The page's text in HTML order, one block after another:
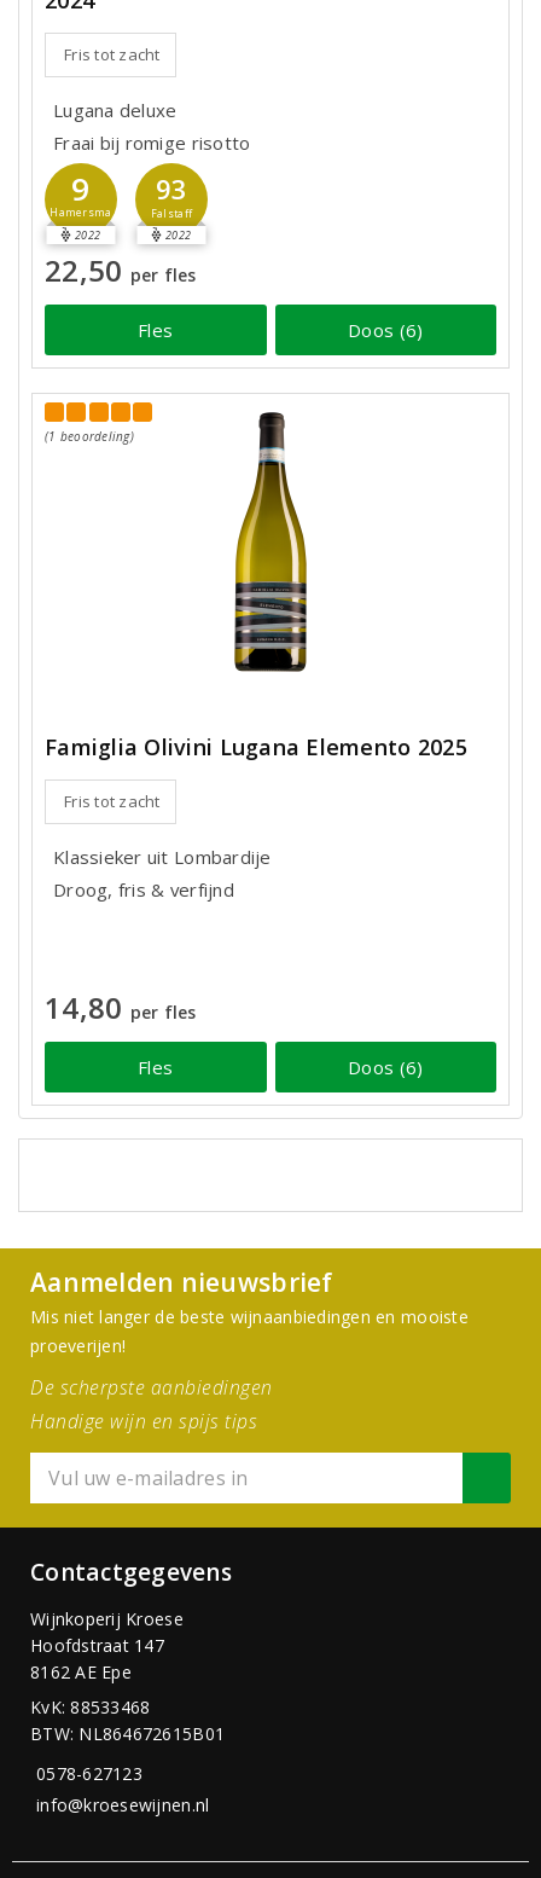
Fris tot zacht
Lugana deluxe
Fraai bij romige risotto
9
Hamersma
2022
93
Falstaff
2022
22,50 per fles
Fles Doos (6)
(1 beoordeling)
Famiglia Olivini Lugana Elemento 2025
Fris tot zacht
Klassieker uit Lombardije
Droog, fris & verfijnd
14,80 per fles
Fles Doos (6)
Aanmelden nieuwsbrief
Mis niet langer de beste wijnaanbiedingen en mooiste
proeverijen!
De scherpste aanbiedingen
Handige wijn en spijs tips
Contactgegevens
Wijnkoperij Kroese
Hoofdstraat 147
8162 AE Epe
KvK: 88533468
BTW: NL864672615B01
0578-627123
info@kroesewijnen.nl